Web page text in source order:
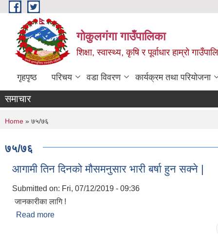
Skip to main content
गोकुलगंगा गाउँपालिका
शिक्षा, स्वास्थ्य, कृषि र पूर्वाधार हाम्रो
गृहपृष्ठ परिचय वडा विवरण कार्यक्रम तथा परियोजना
समाचार
You are here
Home » ७५/७६
७५/७६
आगामी तिन दिनको मौसमनुसार भारी बर्षा हुन सक्ने |
Submitted on: Fri, 07/12/2019 - 09:36
जानकारीका लागि !
Read more